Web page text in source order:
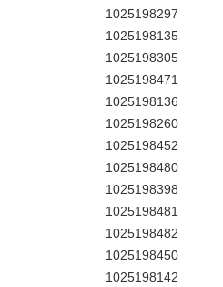
1025198297
1025198135
1025198305
1025198471
1025198136
1025198260
1025198452
1025198480
1025198398
1025198481
1025198482
1025198450
1025198142